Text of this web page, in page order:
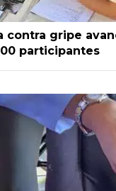
contra gripe
participantes